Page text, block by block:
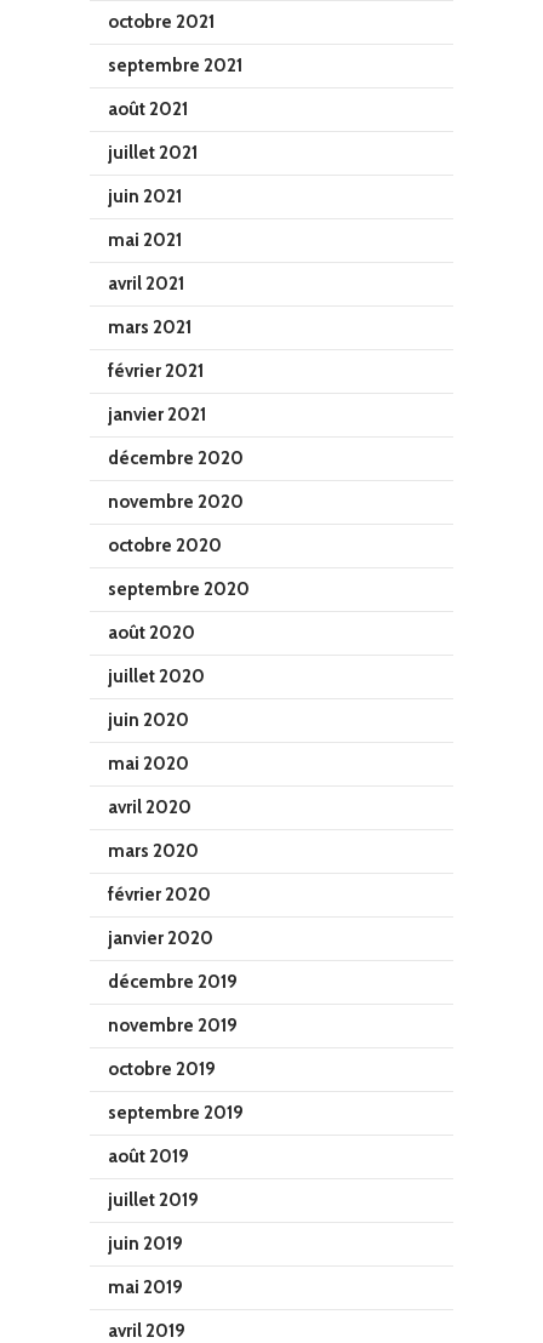
octobre 2021
septembre 2021
août 2021
juillet 2021
juin 2021
mai 2021
avril 2021
mars 2021
février 2021
janvier 2021
décembre 2020
novembre 2020
octobre 2020
septembre 2020
août 2020
juillet 2020
juin 2020
mai 2020
avril 2020
mars 2020
février 2020
janvier 2020
décembre 2019
novembre 2019
octobre 2019
septembre 2019
août 2019
juillet 2019
juin 2019
mai 2019
avril 2019